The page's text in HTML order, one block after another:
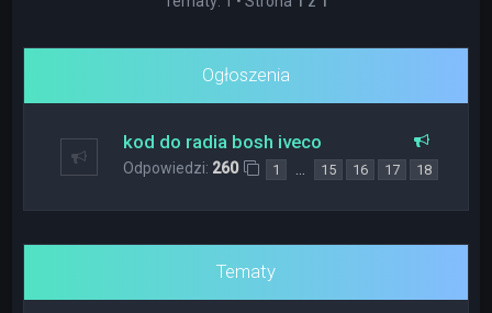
Ogłoszenia
kod do radia bosh iveco
Odpowiedzi: 260 1 … 15 16 17 18
Tematy